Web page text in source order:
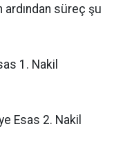
ardından süreç şu
1. Nakil
Esas 2. Nakil